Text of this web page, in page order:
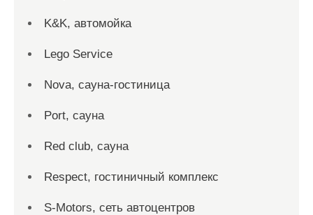
K&K, автомойка
Lego Service
Nova, сауна-гостиница
Port, сауна
Red сlub, сауна
Respect, гостиничный комплекс
S-Motors, сеть автоцентров